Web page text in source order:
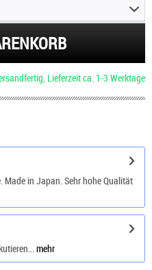
Lieferzeit ca. 1-3 Werktage
Made in Japan. Sehr hohe Qualität
mehr